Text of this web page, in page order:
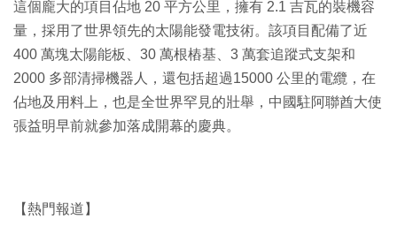
這個龐大的項目佔地 20 平方公里，擁有 2.1 吉瓦的裝機容
量，採用了世界領先的太陽能發電技術。該項目配備了近
400 萬塊太陽能板、30 萬根樁基、3 萬套追蹤式支架和
2000 多部清掃機器人，還包括超過15000 公里的電纜，在
佔地及用料上，也是全世界罕見的壯舉，中國駐阿聯酋大使
張益明早前就參加落成開幕的慶典。
【熱門報道】